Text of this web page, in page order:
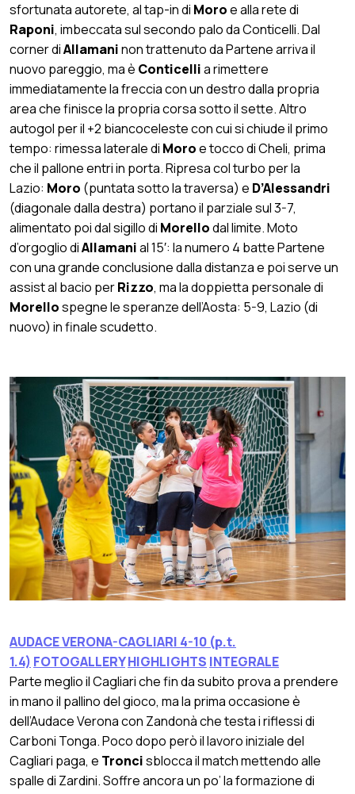
sfortunata autorete, al tap-in di Moroe alla rete di
Raponi, imbeccata sul secondo palo da Conticelli. Dal
corner diAllamaninon trattenuto da Partene arriva il
nuovo pareggio, ma è Conticellia rimettere
immediatamente la freccia con un destro dalla propria
area che finisce la propria corsa sotto il sette. Altro
autogol per il +2 biancoceleste con cui si chiude il primo
tempo: rimessa laterale di Moroe tocco di Cheli, prima
che il pallone entri in porta. Ripresa col turbo per la
Lazio: Moro (puntata sotto la traversa) e D’Alessandri
(diagonale dalla destra) portano il parziale sul 3-7,
alimentato poi dal sigillo di Morellodal limite. Moto
d’orgoglio diAllamanial 15′: la numero 4 batte Partene
con una grande conclusione dalla distanza e poi serve un
assist al bacio perRizzo, ma la doppietta personale di
Morellospegne le speranze dell’Aosta: 5-9, Lazio (di
nuovo) in finale scudetto.
AUDACE VERONA-CAGLIARI 4-10 (p.t.
1.4) FOTOGALLERYHIGHLIGHTS INTEGRALE
Parte meglio il Cagliari che fin da subito prova a prendere
in mano il pallino del gioco, ma la prima occasione è
dell’Audace Verona con Zandonà che testa i riflessi di
Carboni Tonga. Poco dopo però il lavoro iniziale del
Cagliari paga, e Troncisblocca il match mettendo alle
spalle di Zardini. Soffre ancora un po’ la formazione di